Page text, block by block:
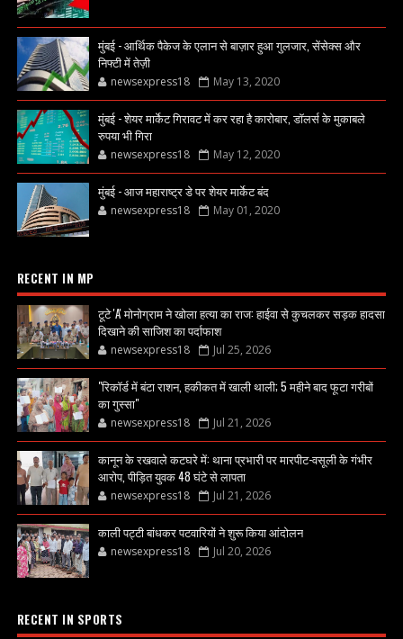
मुंबई - आर्थिक पैकेज के एलान से बाज़ार हुआ गुलजार, सेंसेक्स और
निफ्टी में तेज़ी
newsexpress18 May 13, 2020
मुंबई - शेयर मार्केट गिरावट में कर रहा है कारोबार, डॉलर्स के मुकाबले
रुपया भी गिरा
newsexpress18 May 12, 2020
मुंबई - आज महाराष्ट्र डे पर शेयर मार्केट बंद
newsexpress18 May 01, 2020
RECENT IN MP
टूटे 'A' मोनोग्राम ने खोला हत्या का राज: हाईवा से कुचलकर सड़क हादसा
दिखाने की साजिश का पर्दाफाश
newsexpress18 Jul 25, 2026
"रिकॉर्ड में बंटा राशन, हकीकत में खाली थाली; 5 महीने बाद फूटा गरीबों
का गुस्सा"
newsexpress18 Jul 21, 2026
कानून के रखवाले कटघरे में: थाना प्रभारी पर मारपीट-वसूली के गंभीर
आरोप, पीड़ित युवक 48 घंटे से लापता
newsexpress18 Jul 21, 2026
काली पट्टी बांधकर पटवारियों ने शुरू किया आंदोलन
newsexpress18 Jul 20, 2026
RECENT IN SPORTS